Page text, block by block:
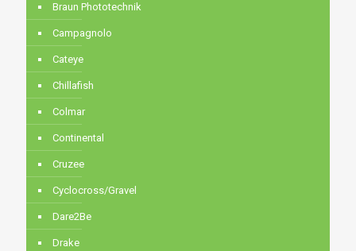
Braun Phototechnik
Campagnolo
Cateye
Chillafish
Colmar
Continental
Cruzee
Cyclocross/Gravel
Dare2Be
Drake